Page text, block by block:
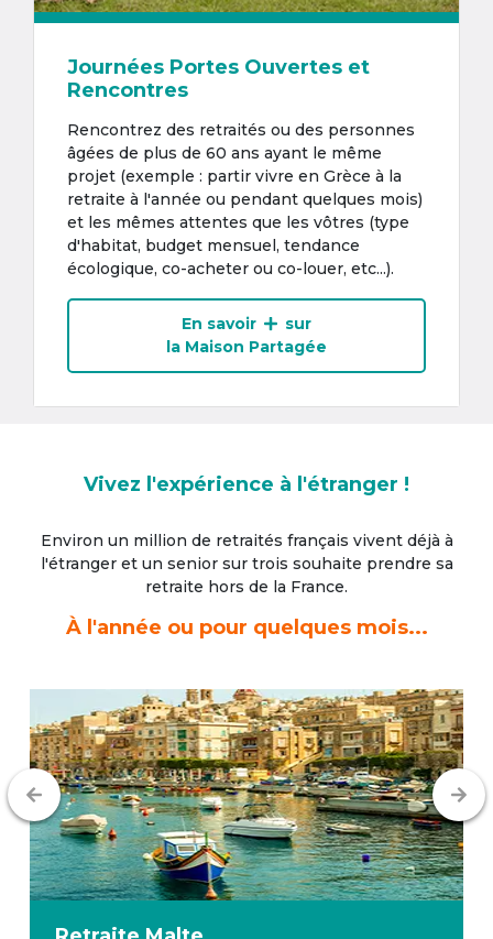
Journées Portes Ouvertes et
Rencontres
Rencontrez des retraités ou des personnes
âgées de plus de 60 ans ayant le même
projet (exemple : partir vivre en Grèce à la
retraite à l'année ou pendant quelques mois)
et les mêmes attentes que les vôtres (type
d'habitat, budget mensuel, tendance
écologique, co-acheter ou co-louer, etc...).
En savoir
sur
la Maison Partagée
Vivez l'expérience à l'étranger !
Environ un million de retraités français vivent déjà à
l'étrangeret un senior sur trois souhaite prendre sa
retraite hors de la France.
À l'année ou pour quelques mois...